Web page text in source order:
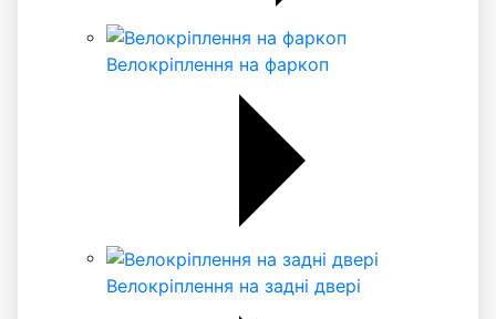
Велокріплення на фаркоп
Велокріплення на задні двері